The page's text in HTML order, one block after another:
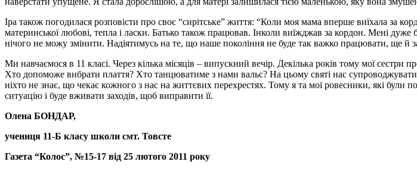
Іра також погодилася розповісти про своє “сирітське” життя: “Коли моя мама вперше виїхала за
материнської любові, тепла і ласки. Батько також працював. Інколи виїжджав за кордон. Мені
нічого не можу змінити. Надіятимусь на те, що наше покоління не буде так важко працювати, ще й
Ми навчаємося в 11 класі. Через кілька місяців – випускний вечір. Декілька років тому мої
Хто допоможе вибрати плаття? Хто танцюватиме з нами вальс? На цьому святі нас
ніхто не знає, що чекає кожного з нас на життєвих перехрестях. Тому я та мої ровесники, які були
ситуацію і буде вживати заходів, щоб виправити її.
Олена БОНДАР,
учениця 11-Б класу школи смт. Товсте
Газета “Колос”, №15-17 від 25 лютого 2011 року